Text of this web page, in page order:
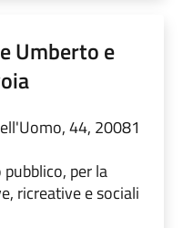
Umberto e
44, 20081
per la
ricreative e sociali